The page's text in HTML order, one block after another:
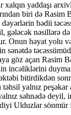
biri də
bədii
gələcək nəsillərə
Onun həyat yolu
sənətdə
göz açan Rasim
incəliklərini
bitirdikdən
yalnız
səhnədə deyil,
Ulduzlar